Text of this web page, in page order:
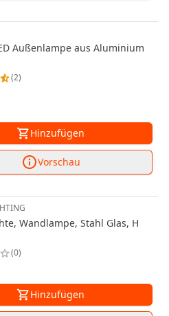
Außenlampe aus Aluminium
2
Hinzufügen
Vorschau
Wandlampe, Stahl Glas, H
0
Hinzufügen